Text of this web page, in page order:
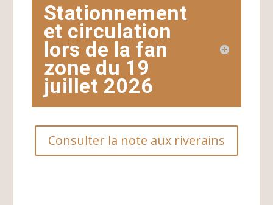
Stationnement
et circulation
lors de la fan
zone du 19
juillet 2026
Consulter la note aux riverains